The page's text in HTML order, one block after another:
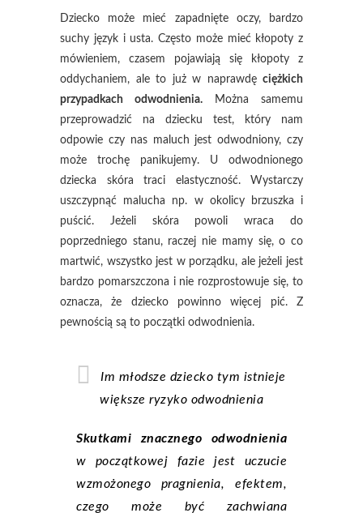
Dziecko może mieć zapadnięte oczy, bardzo
suchy język i usta. Często może mieć kłopoty z
mówieniem, czasem pojawiają się kłopoty z
oddychaniem, ale to już w naprawdę ciężkich
przypadkach odwodnienia. Można samemu
przeprowadzić na dziecku test, który nam
odpowie czy nas maluch jest odwodniony, czy
może trochę panikujemy. U odwodnionego
dziecka skóra traci elastyczność. Wystarczy
uszczypnąć malucha np. w okolicy brzuszka i
puścić. Jeżeli skóra powoli wraca do
poprzedniego stanu, raczej nie mamy się, o co
martwić, wszystko jest w porządku, ale jeżeli jest
bardzo pomarszczona i nie rozprostowuje się, to
oznacza, że dziecko powinno więcej pić. Z
pewnością są to początki odwodnienia.
Im młodsze dziecko tym istnieje
większe ryzyko odwodnienia
Skutkami znacznego odwodnienia
w początkowej fazie jest uczucie
wzmożonego pragnienia, efektem,
czego może być zachwiana